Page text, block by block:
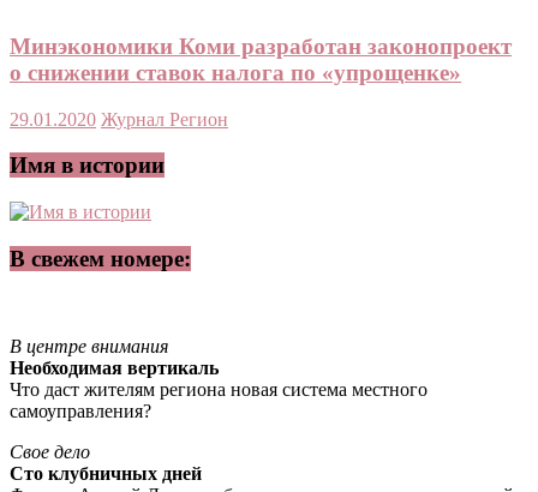
Минэкономики Коми разработан законопроект
о снижении ставок налога по «упрощенке»
29.01.2020 Журнал Регион
Имя в истории
В свежем номере:
В центре внимания
Необходимая вертикаль
Что даст жителям региона новая система местного
самоуправления?
Свое дело
Сто клубничных дней